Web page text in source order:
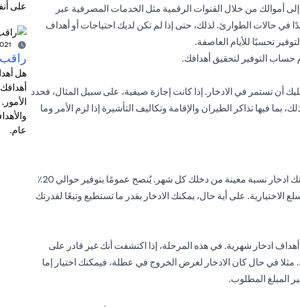
أموالك من خلال القنوات الرقمية مثل الخدمات المصرفية عبر
في حالات الطوارئ. لذلك، حتى إذا لم تكن لديك احتياجات أو أهداف
تحسبًا للأيام العاصفة.
حساب التوفير لتحقيق أهدافك.
أن تستمر في الادخار. إذا كانت إجازة صيفية، على سبيل المثال، فحدد
بما فيها تذاكر الطيران والإقامة وتكاليف التأشيرة إذا لزم الأمر وما
إذا كنت تدخر ليوم عاصف وليس لتحقيق هدف محدد، فيمكنك ادخار نسبة معينة من دخلك كل شهر. يُنصح عمومًا بتوفير حوالي 20٪
الشهري، مع تخصيص 50٪ للضروريات و 30٪ للسلع الاختيارية. على أية حال، يمكنك الادخار بقدر ما تستطيع وتبعًا لقدرتك
ادخار شهرية. في هذه المرحلة، إذا اكتشفت أنك غير قادر على
في حال كان الادخار لغرض الخروج في عطلة، فيمكنك اختيار إما
المبلغ المطلوب.
على
هل
عام.